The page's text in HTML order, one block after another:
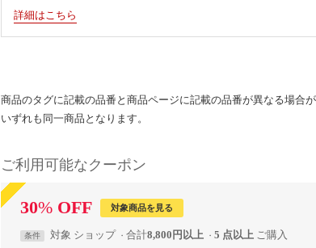
詳細はこちら
商品のタグに記載の品番と商品ページに記載の品番が異なる場合が
いずれも同一商品となります。
ご利用可能なクーポン
30% OFF 対象商品を見る
条件 対象 ショップ 合計8,800円以上 5 点以上